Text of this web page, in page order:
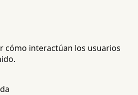
cómo interactúan los usuarios